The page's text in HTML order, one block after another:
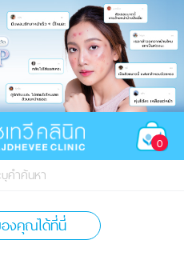
0
บุคำค้นหา
งคุณได้ที่นี่